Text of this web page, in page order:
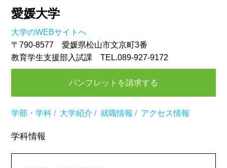
愛媛大学
大学のWEBサイトへ
〒790-8577 愛媛県松山市文京町3番
教育学生支援部入試課 TEL.089-927-9172
パンフレットを請求する
学部・学科 / 大学紹介 / 就職情報 / アクセス情報
学科情報